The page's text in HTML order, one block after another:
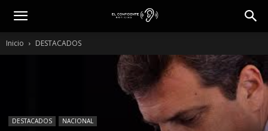
Inicio DESTACADOS
DESTACADOS NACIONAL